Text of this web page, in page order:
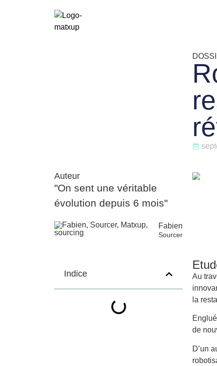
Auteur
"On sent une véritable
évolution depuis 6 mois"
Fabien
Sourcer
Indice
Au
la
de
D’un